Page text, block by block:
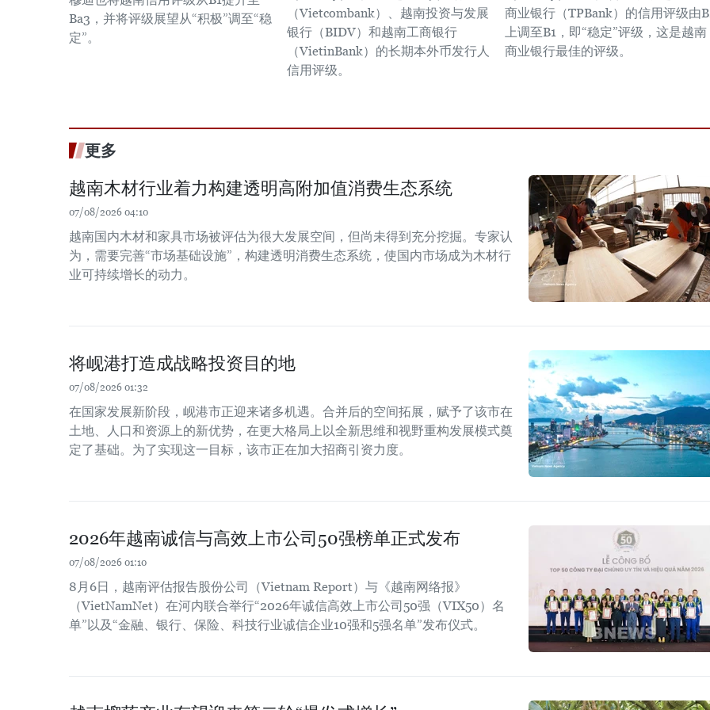
Ba3，并将评级展望从“积极”调至“稳
定”。
（Vietcombank）、越南投资与发展
银行（BIDV）和越南工商银行
（VietinBank）的长期本外币发行人
信用评级。
商业银行（TPBank）的信用评级由
上调至B1，即“稳定”评级，这是越南
商业银行最佳的评级。
更多
越南木材行业着力构建透明高附加值消费生态系统
07/08/2026 04:10
越南国内木材和家具市场被评估为很大发展空间，但尚未得到充分挖掘。专家认
为，需要完善“市场基础设施”，构建透明消费生态系统，使国内市场成为木材行
业可持续增长的动力。
将岘港打造成战略投资目的地
07/08/2026 01:32
在国家发展新阶段，岘港市正迎来诸多机遇。合并后的空间拓展，赋予了该市在
土地、人口和资源上的新优势，在更大格局上以全新思维和视野重构发展模式奠
定了基础。为了实现这一目标，该市正在加大招商引资力度。
2026年越南诚信与高效上市公司50强榜单正式发布
07/08/2026 01:10
8月6日，越南评估报告股份公司（Vietnam Report）与《越南网络报》
（VietNamNet）在河内联合举行“2026年诚信高效上市公司50强（VIX50）名
单”以及“金融、银行、保险、科技行业诚信企业10强和5强名单”发布仪式。